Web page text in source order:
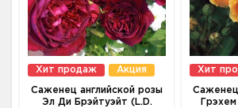
Хит продаж Акция
Саженец английской розы
Эл Ди Брэйтуэйт (L.D.
Хит
Саженец